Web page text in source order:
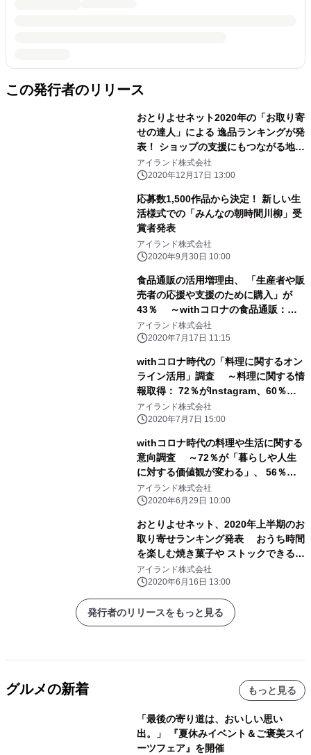
この発行者のリリース
おとりよせネット2020年の「お取り寄
せの達人」による 逸品ランキングが発
表！ ショップの支援にもつながる地域
性のある商品が多数ランクイン
アイランド株式会社
2020年12月17日 13:00
応募数1,500作品から決定！ 新しい生
活様式での「みんなの朝時間川柳」受
賞者発表
アイランド株式会社
2020年9月30日 10:00
食品通販の活用増理由、 「生産者や販
売者の応援や支援のために購入」が
43％ ～withコロナの食品通販：
42％が購入増える、 人気ジャンルは
洋菓子が50％～
アイランド株式会社
2020年7月17日 11:15
withコロナ時代の「料理に関するオン
ライン活用」調査 ～料理に関する情
報取得： 72％がInstagram、60％以
上が「料理のライブ配信」を視聴～
アイランド株式会社
2020年7月7日 15:00
withコロナ時代の料理や生活に関する
意向調査 ～72％が「暮らしや人生
に対する価値観が変わる」、 56％は
「料理をする機会が増える」～
アイランド株式会社
2020年6月29日 10:00
おとりよせネット、2020年上半期のお
取り寄せランキング発表 おうち時間
を楽しむ焼き菓子や ストックできるグ
ルメがランクイン
アイランド株式会社
2020年6月16日 13:00
発行者のリリースをもっと見る
グルメの新着 もっと見る
「最後の寄り道は、おいしい思い
出。」 『夏休みイベント＆ご褒美スイ
ーツフェア』を開催